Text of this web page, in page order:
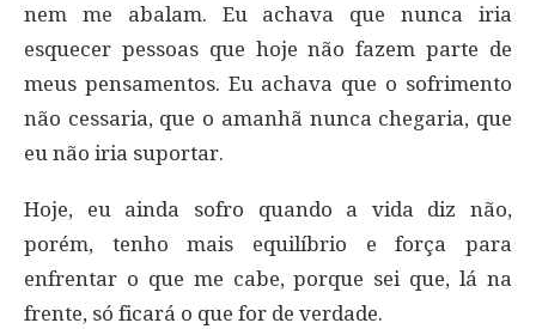
nem me abalam. Eu achava que nunca iria
esquecer pessoas que hoje não fazem parte de
meus pensamentos. Eu achava que o sofrimento
não cessaria, que o amanhã nunca chegaria, que
eu não iria suportar.
Hoje, eu ainda sofro quando a vida diz não,
porém, tenho mais equilíbrio e força para
enfrentar o que me cabe, porque sei que, lá na
frente, só ficará o que for de verdade.